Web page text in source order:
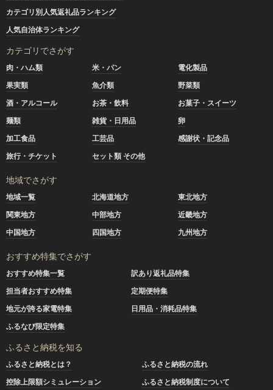
カテゴリ別人気返礼品ランキング
人気自治体ランキング
カテゴリでさがす
肉・ハム類 米・パン
電化製品
果実類
魚介類
野菜類
酒・アルコール
お茶・飲料
お菓子・スイーツ
麺類
雑貨・日用品
卵
加工食品
工芸品
感謝状・記念品
旅行・チケット
セット類 その他
地域でさがす
地域一覧 北海道地方
東北地方
関東地方
中部地方
近畿地方
中国地方
四国地方 九州地方
おすすめ特集でさがす
おすすめ特集一覧
訳あり返礼品特集
担当者おすすめ特集
定期便特集
地元が誇る家電特集
日用品・消耗品特集
ふるなび限定特集
ふるさと納税を知る
ふるさと納税とは？
ふるさと納税の流れ
控除上限額シミュレーション
ふるさと納税制度について